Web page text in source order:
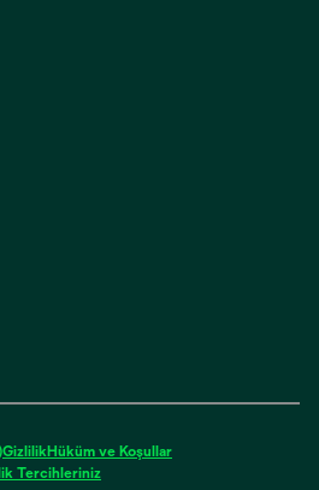
GizlilikHüküm ve Koşullar
Tercihleriniz